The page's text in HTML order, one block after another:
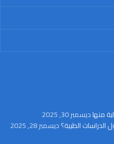
منهاديسمبر 30, 2025
الدراسات الطبية؟ديسمبر 28, 2025